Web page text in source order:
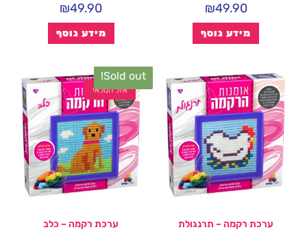
₪49.90
מידע נוסף
₪49.90
מידע נוסף
ערכת רקמה – תרנגולת
Sold out!
אזל המלאי
ערכת רקמה – כלב